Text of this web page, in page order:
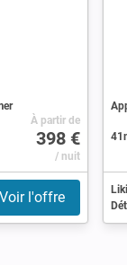
À partir de
398 €
/ nuit
Voir l'offre